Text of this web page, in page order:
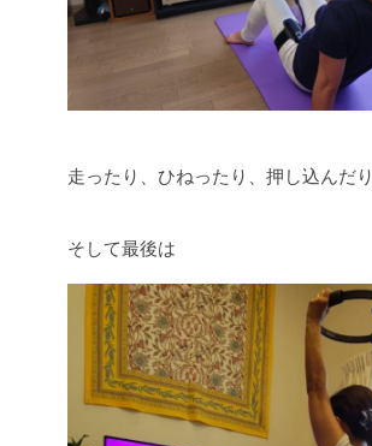
走ったり、ひねったり、押し込んだり
そして最後は